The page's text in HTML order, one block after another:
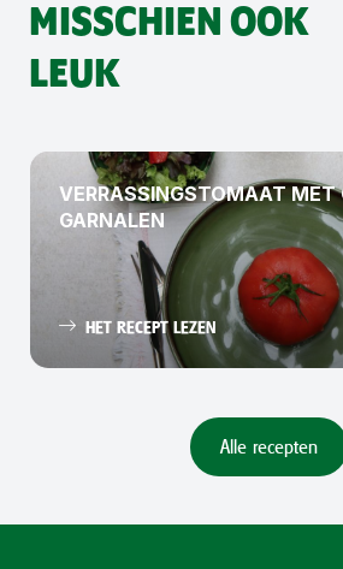
MISSCHIEN OOK
LEUK
VERRASSINGSTOMAAT MET
GARNALEN
HET RECEPT LEZEN
Alle recepten